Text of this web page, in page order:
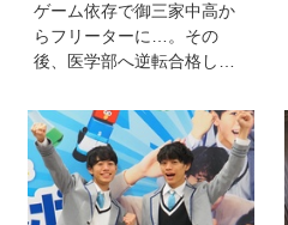
ゲーム依存で御三家中高か
らフリーターに…。その
後、医学部へ逆転合格した
経験が受験勉強に役立っ
た」そう考える背景とは